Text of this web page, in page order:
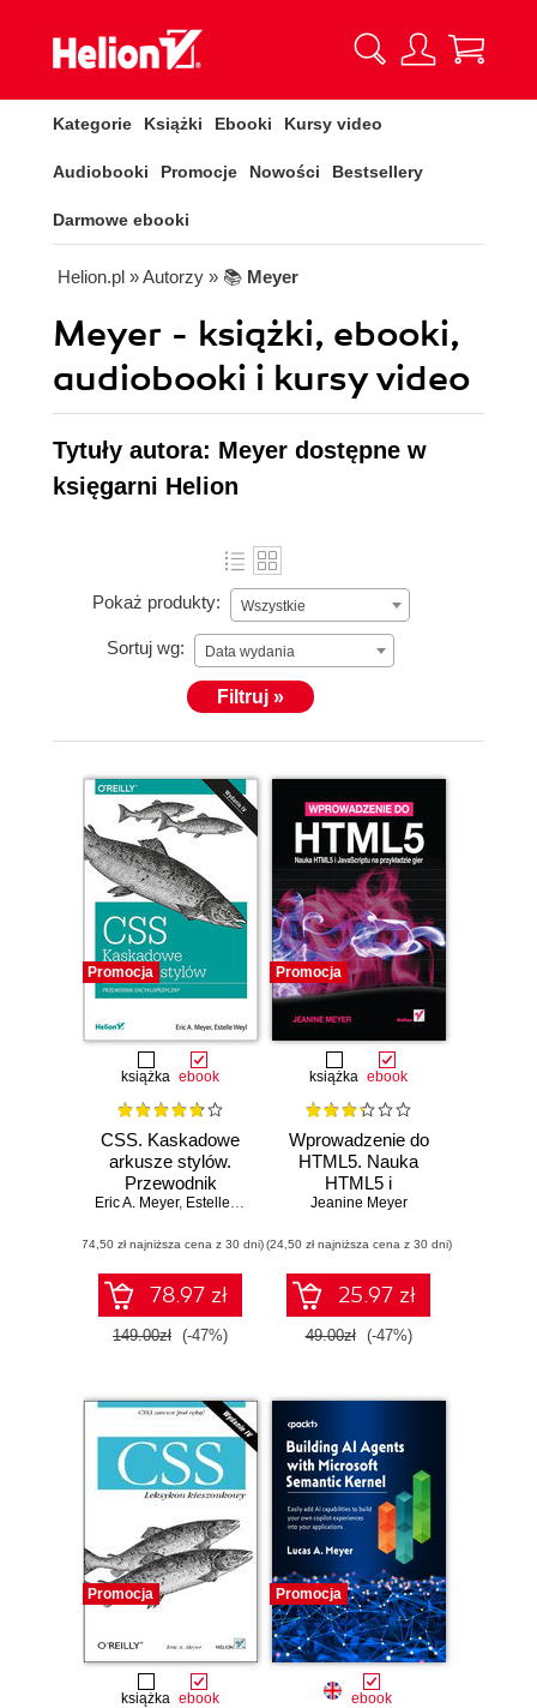
Kategorie Książki Ebooki Kursy video
Audiobooki Promocje Nowości Bestsellery
Darmowe ebooki
Helion.pl » Autorzy » 📚 Meyer
Meyer - książki, ebooki,
audiobooki i kursy video
Tytuły autora: Meyer dostępne w
księgarni Helion
Pokaż produkty: Wszystkie
Sortuj wg: Data wydania
Filtruj »
Promocja
książka ebook
CSS. Kaskadowe
arkusze stylów.
Przewodnik
encyklopedyczny.
Eric A. Meyer, Estelle Weyl
(74,50 zł najniższa cena z 30 dni)
78.97 zł
149.00zł (-47%)
Promocja
książka ebook
Wprowadzenie do
HTML5. Nauka
HTML5 i
JavaScriptu na
Jeanine Meyer
(24,50 zł najniższa cena z 30 dni)
25.97 zł
49.00zł (-47%)
Promocja
książka ebook
Promocja
ebook